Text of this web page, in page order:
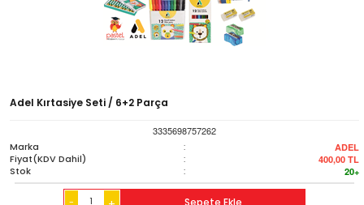
Adel Kırtasiye Seti / 6+2 Parça
3335698757262
Marka
: ADEL
Fiyat(KDV Dahil) : 400,00 TL
Stok : 20+
- Sepete Ekle